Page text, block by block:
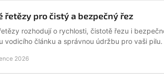
řetězy pro čistý a bezpečný řez
rozhodují o rychlosti, čistotě řezu i
vodicího článku a správnou údržbu pro vaši pilu.
2026